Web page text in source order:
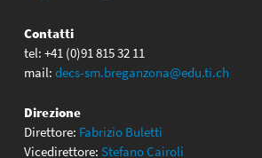
Contatti
tel: +41 (0)91 815 32 11
mail: decs-sm.breganzona@edu.ti.ch
Direzione
Direttore: Fabrizio Buletti
Vicedirettore: Stefano Cairoli